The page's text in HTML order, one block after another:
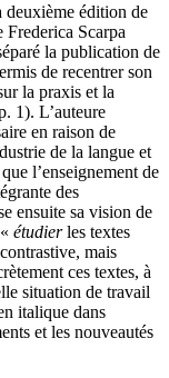
deuxième édition de
Scarpa
la publication de
de recentrer son
la praxis et la
1). L’auteure
en raison de
de la langue et
l’enseignement de
des
ensuite sa vision de
étudierles textes
mais
ces textes, à
situation de travail
italique dans
et les nouveautés